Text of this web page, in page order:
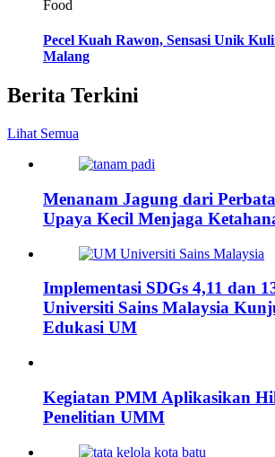
Food
Pecel Kuah Rawon, Sensasi Unik
Malang
Berita Terkini
Lihat Semua
Menanam Jagung dari
Upaya Kecil Menjaga
Implementasi SDGs 4,11 dan
Universiti Sains Malaysia
Edukasi UM
Kegiatan PMM Aplikasikan
Penelitian UMM